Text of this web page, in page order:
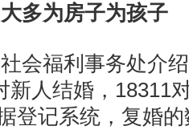
多为房子为孩子
会福利事务处介
新人结婚，18311
登记系统，复婚